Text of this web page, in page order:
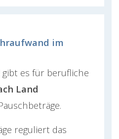
im
gibt es für berufliche
Land
reguliert das